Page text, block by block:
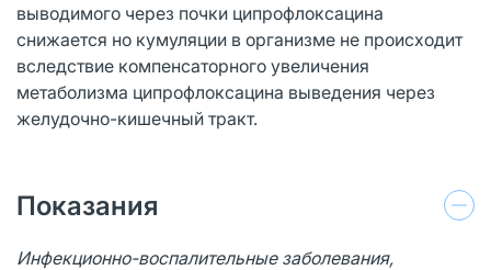
выводимого через почки ципрофлоксацина
снижается но кумуляции в организме не происходит
вследствие компенсаторного увеличения
метаболизма ципрофлоксацина выведения через
желудочно-кишечный тракт.
Показания
Инфекционно-воспалительные заболевания,